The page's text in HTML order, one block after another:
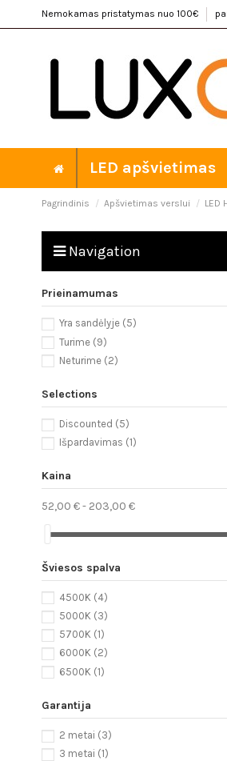
Nemokamas pristatymas nuo 100€
LED apšvietimas
Pagrindinis Apšvietimas verslui LED
Navigation
Prieinamumas
Yra sandėlyje (5)
Turime (9)
Neturime (2)
Selections
Discounted (5)
Išpardavimas (1)
Kaina
52,00 € - 203,00 €
Šviesos spalva
4500K (4)
5000K (3)
5700K (1)
6000K (2)
6500K (1)
Garantija
2 metai (3)
3 metai (1)